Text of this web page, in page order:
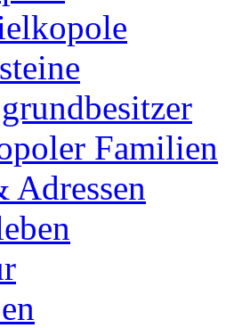
Familien